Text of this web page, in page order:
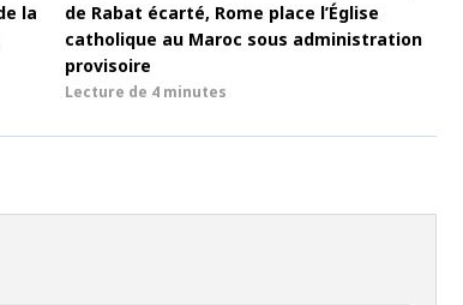
la
de Rabat écarté, Rome place l’Église
catholique au Maroc sous administration
provisoire
Lecture de 4 minutes